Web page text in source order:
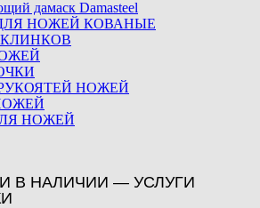
дамаск Damasteel
НОЖЕЙ КОВАНЫЕ
НОЖЕЙ
НОЖЕЙ
В НАЛИЧИИ — УСЛУГИ